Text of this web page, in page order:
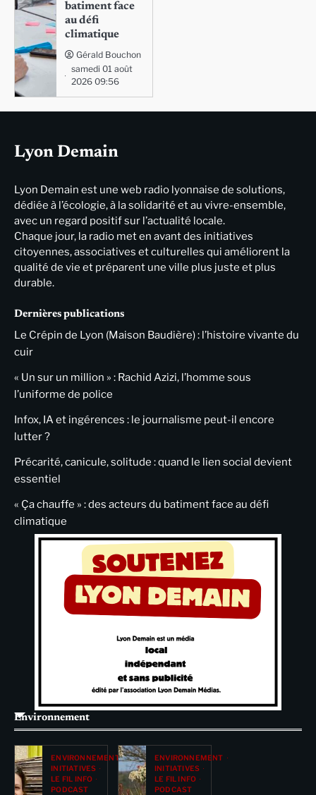
batiment face
au défi
climatique
Gérald Bouchon
samedi 01 août
2026 09:56
Lyon Demain
Lyon Demain est une web radio lyonnaise de solutions,
dédiée à l’écologie, à la solidarité et au vivre-ensemble,
avec un regard positif sur l’actualité locale.
Chaque jour, la radio met en avant des initiatives
citoyennes, associatives et culturelles qui améliorent la
qualité de vie et préparent une ville plus juste et plus
durable.
Dernières publications
Le Crépin de Lyon (Maison Baudière) : l’histoire vivante du
cuir
« Un sur un million » : Rachid Azizi, l’homme sous
l’uniforme de police
Infox, IA et ingérences : le journalisme peut-il encore
lutter ?
Précarité, canicule, solitude : quand le lien social devient
essentiel
« Ça chauffe » : des acteurs du batiment face au défi
climatique
Environnement
ENVIRONNEMENT
INITIATIVES
LE FIL INFO
PODCAST
ENVIRONNEMENT
INITIATIVES
LE FIL INFO
PODCAST